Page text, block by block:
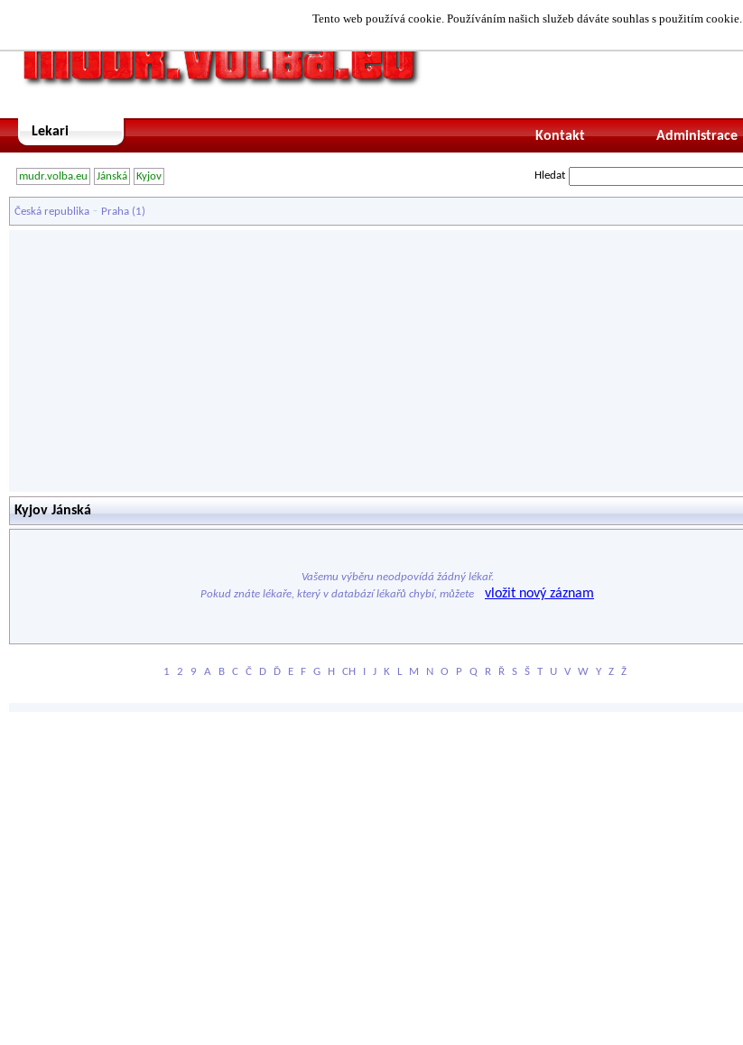
Tento web používá cookie. Používáním našich služeb dáváte souhlas s použitím cookie.
Lekari Administrace
Kontakt
mudr.volba.eu Jánská Kyjov Hledat
Česká republika - Praha (1)
Kyjov Jánská
Vašemu výběru neodpovídá žádný lékař.
Pokud znáte lékaře, který v databází lékařů chybí, můžete
vložit nový záznam
1 2 9 A B C Č D Ď E F G H CH I J K L M N O P Q R Ř S Š T U V W Y Z Ž